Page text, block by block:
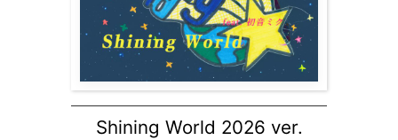
Shining World 2026 ver.